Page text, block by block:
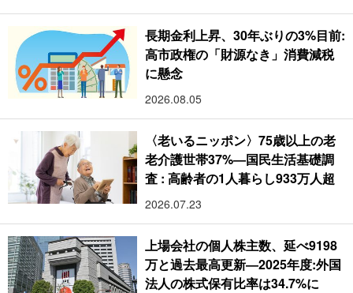
長期金利上昇、30年ぶりの3%目前:
高市政権の「財源なき」消費減税
に懸念
2026.08.05
〈老いるニッポン〉75歳以上の老
老介護世帯37%―国民生活基礎調
査 : 高齢者の1人暮らし933万人超
2026.07.23
上場会社の個人株主数、延べ9198
万と過去最高更新―2025年度:外国
法人の株式保有比率は34.7%に